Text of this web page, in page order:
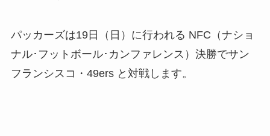
パッカーズは19日（日）に行われる NFC（ナショ
ナル･フットボール･カンファレンス）決勝でサン
フランシスコ・49ers と対戦します。